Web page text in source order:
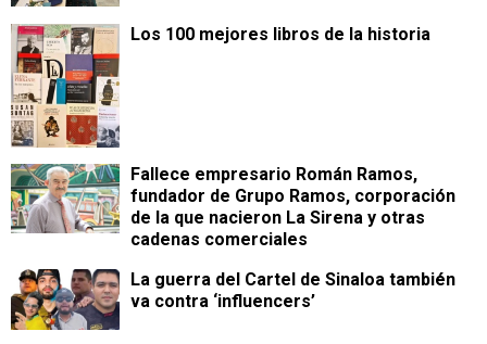
Los 100 mejores libros de la historia
Fallece empresario Román Ramos,
fundador de Grupo Ramos, corporación
de la que nacieron La Sirena y otras
cadenas comerciales
La guerra del Cartel de Sinaloa también
va contra ‘influencers’